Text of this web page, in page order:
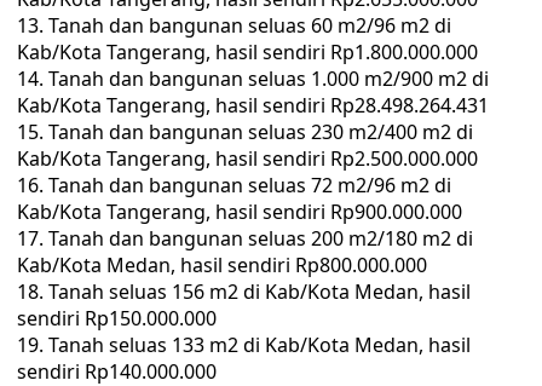
Tanah dan bangunan seluas 60 m2/96 m2 di
Kab/Kota Tangerang, hasil sendiri Rp1.800.000.000
Tanah dan bangunan seluas 1.000 m2/900 m2 di
Kab/Kota Tangerang, hasil sendiri Rp28.498.264.431
Tanah dan bangunan seluas 230 m2/400 m2 di
Kab/Kota Tangerang, hasil sendiri Rp2.500.000.000
Tanah dan bangunan seluas 72 m2/96 m2 di
Kab/Kota Tangerang, hasil sendiri Rp900.000.000
Tanah dan bangunan seluas 200 m2/180 m2 di
Kab/Kota Medan, hasil sendiri Rp800.000.000
Tanah seluas 156 m2 di Kab/Kota Medan, hasil
sendiri Rp150.000.000
Tanah seluas 133 m2 di Kab/Kota Medan, hasil
sendiri Rp140.000.000